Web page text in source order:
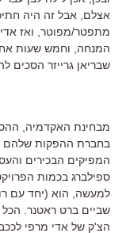
אצלם, אבל זה היה
מתפטר/מפוטר, ואז
שבריאן גרייזר הסכים
מבחינת האקדמיה,
בחברת ההפקות שלהם
המפיקים הבכירים
ספילברג בכמות
למעשה, הוא (יחד עם
שביים ברט ראטנר.
הצ'ק של אדי מרפי